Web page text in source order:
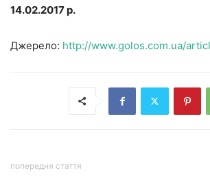
14.02.2017 р.
Джерело: http://www.golos.com.ua/
попередня стаття